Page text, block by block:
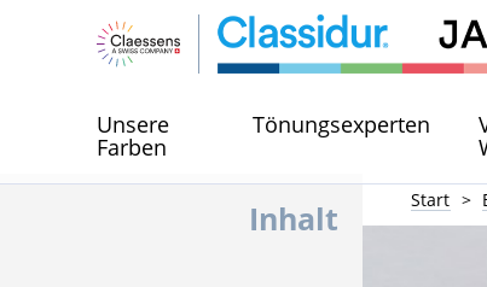
Unsere
Farben
Tönungsexperten
Inhalt Start